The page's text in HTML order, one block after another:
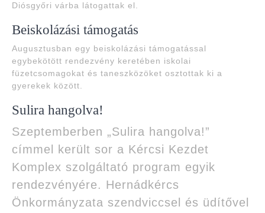
Diósgyőri várba látogattak el.
Beiskolázási támogatás
Augusztusban egy beiskolázási támogatással
egybekötött rendezvény keretében iskolai
füzetcsomagokat és taneszközöket osztottak ki a
gyerekek között.
Sulira hangolva!
Szeptemberben „Sulira hangolva!”
címmel került sor a Kércsi Kezdet
Komplex szolgáltató program egyik
rendezvényére. Hernádkércs
Önkormányzata szendviccsel és üdítővel